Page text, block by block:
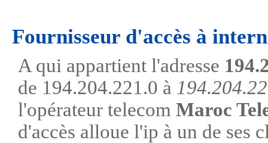
Fournisseur d'accès à
A qui appartient l'adresse
de 194.204.221.0 à
l'opérateur telecom Maroc
d'accès alloue l'ip à un de ses